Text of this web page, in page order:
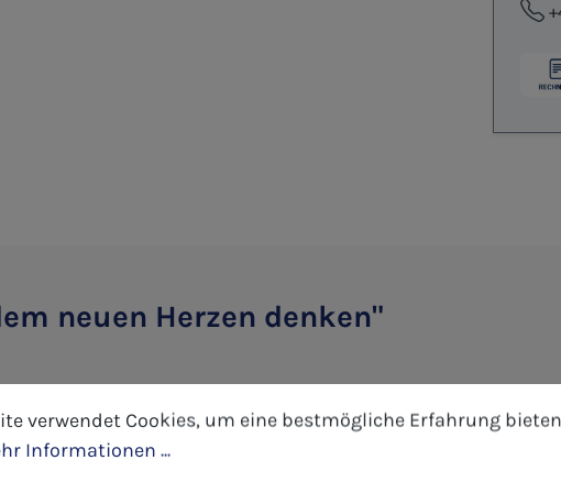
neuen Herzen denken"
verwendet Cookies, um eine bestmögliche Erfahrung bieten
verwendet Cookies, um eine bestmögliche Erfahrung
Informationen ...